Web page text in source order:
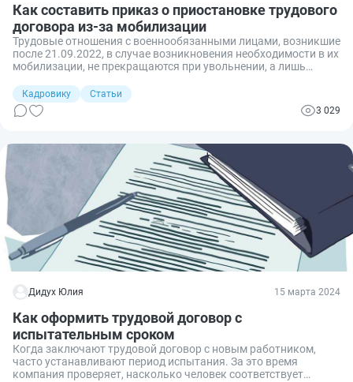
Как составить приказ о приостановке трудового
договора из-за мобилизации
Трудовые отношения с военнообязанными лицами, возникшие
после 21.09.2022, в случае возникновения необходимости в их
мобилизации, не прекращаются при увольнении, а лишь
мобилизовано. Для этого необходимо издать приказ.
Расскажем, как оформить приказ о
приостановлении трудового договора по мобилизации.
Кадровику
Статьи
3 029
Дидух Юлия 15 марта 2024
Как оформить трудовой договор с
испытательным сроком
Когда заключают трудовой договор с новым работником,
часто устанавливают период испытания. За это время
компания проверяет, насколько человек соответствует